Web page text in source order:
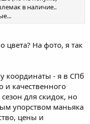
в наличие..
цвета? На фото, я так
координаты - я в СПб
и качественного
для скидок, но
упорством маньяка
цены и